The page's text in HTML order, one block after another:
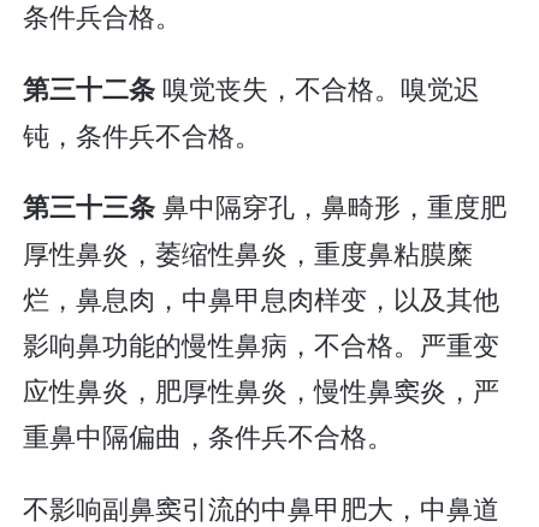
条件兵合格。
第三十二条 嗅觉丧失，不合格。嗅觉迟
钝，条件兵不合格。
第三十三条鼻中隔穿孔，鼻畸形，重度肥
厚性鼻炎，萎缩性鼻炎，重度鼻粘膜糜
烂，鼻息肉，中鼻甲息肉样变，以及其他
影响鼻功能的慢性鼻病，不合格。严重变
应性鼻炎，肥厚性鼻炎，慢性鼻窦炎，严
重鼻中隔偏曲，条件兵不合格。
不影响副鼻窦引流的中鼻甲肥大，中鼻道